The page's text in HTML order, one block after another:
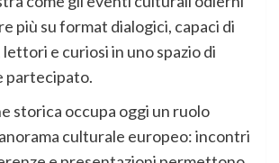
più su format dialogici, capaci di
e curiosi in uno spazio di
partecipato.
storica occupa oggi un ruolo
culturale europeo: incontri